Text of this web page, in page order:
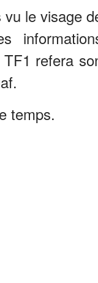
le visage
refera
temps.